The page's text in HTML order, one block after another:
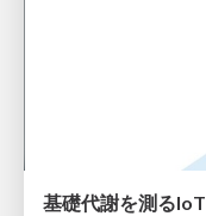
基礎代謝を測るIoT